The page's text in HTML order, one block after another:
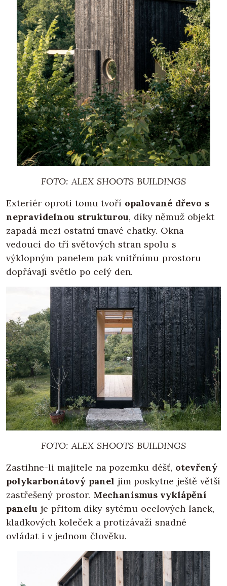
FOTO: ALEX SHOOTS BUILDINGS
Exteriér oproti tomu tvoří opalované dřevo s
nepravidelnou strukturou, díky němuž objekt
zapadá mezi ostatní tmavé chatky. Okna
vedoucí do tří světových stran spolu s
výklopným panelem pak vnitřnímu prostoru
dopřávají světlo po celý den.
FOTO: ALEX SHOOTS BUILDINGS
Zastihne-li majitele na pozemku déšť, otevřený
polykarbonátový panel jim poskytne ještě větší
zastřešený prostor. Mechanismus vyklápění
panelu je přitom díky sytému ocelových lanek,
kladkových koleček a protizávaží snadné
ovládat i v jednom člověku.